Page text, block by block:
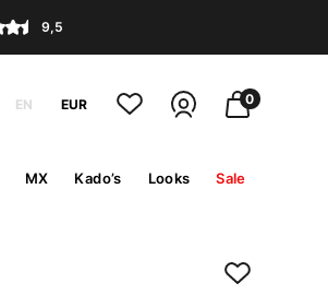
9,5
EN EUR 0
MX Kado’s Looks Sale